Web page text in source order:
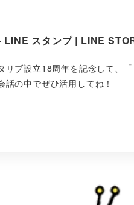
LINE スタンプ | LINE
リブ設立18周年を記念して、
話の中でぜひ活用してね！